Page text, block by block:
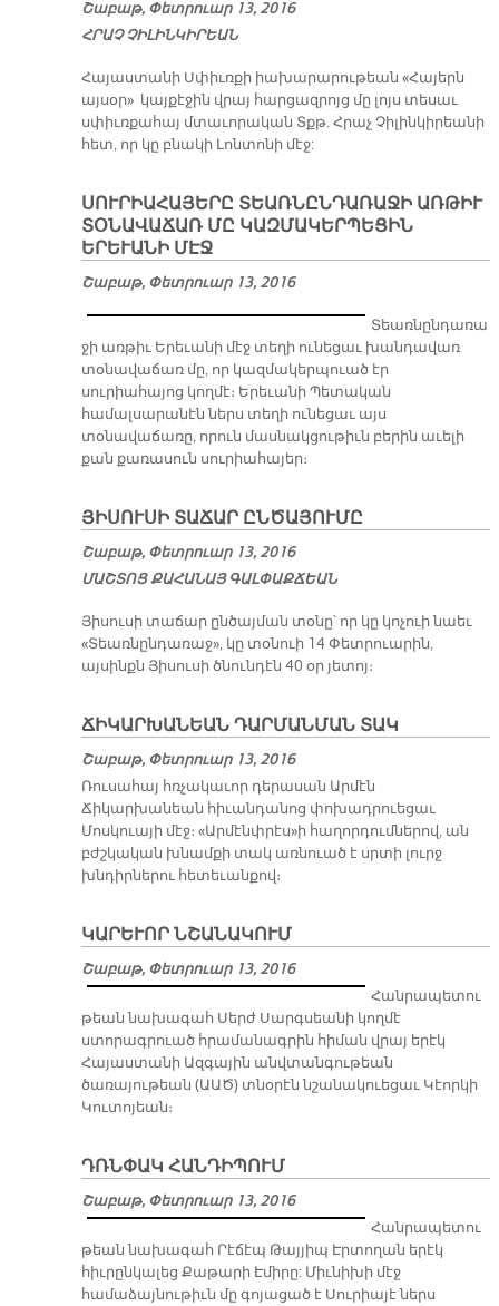
Շաբաթ, Փետրուար 13, 2016
ՀՐԱՉ ՉԻԼԻՆԿԻՐԵԱՆ
Հա­յաս­տա­նի Ս­­փիւռ­քի իա­խա­րա­րու­թեան «Հա­յերն
այ­սօ­ր» կայ­քէ­ջին վրայ հար­ցազ­րոյց մը լոյս տե­սաւ
սփիւռ­քա­հայ մտա­ւո­րա­կան Տքթ. Հրաչ Չի­լին­կի­րեա­նի
հետ, որ կը բնա­կի Լոն­տո­նի մէջ:
ՍՈՒՐԻԱՀԱՅԵՐԸ ՏԵԱՌՆԸՆԴԱՌԱՋԻ ԱՌԹԻՒ
ՏՕՆԱՎԱՃԱՌ ՄԸ ԿԱԶՄԱԿԵՐՊԵՑԻՆ
ԵՐԵՒԱՆԻ ՄԷՋ
Շաբաթ, Փետրուար 13, 2016
Տեառնընդառա
ջի առթիւ Երեւանի մէջ տեղի ունեցաւ խանդավառ
տօնավաճառ մը, որ կազմակերպուած էր
սուրիահայոց կողմէ։ Երեւանի Պետական
համալսարանէն ներս տեղի ունեցաւ այս
տօնավաճառը, որուն մասնակցութիւն բերին աւելի
քան քառասուն սուրիահայեր։
ՅԻՍՈՒՍԻ ՏԱՃԱՐ ԸՆԾԱՅՈՒՄԸ
Շաբաթ, Փետրուար 13, 2016
ՄԱՇ­ՏՈՑ ՔԱ­ՀԱ­ՆԱՅ ԳԱԼ­ՓԱՔ­ՃԵԱՆ
Յիսուսի տաճար ընծայման տօնը՝ որ կը կոչուի նաեւ
«Տեառնընդառաջ», կը տօնուի 14 Փետրուարին,
այսինքն Յիսուսի ծնունդէն 40 օր յետոյ։
ՃԻԿԱՐԽԱՆԵԱՆ ԴԱՐՄԱՆՄԱՆ ՏԱԿ
Շաբաթ, Փետրուար 13, 2016
Ռուսահայ հռչակաւոր դերասան Արմէն
Ճիկարխանեան հիւանդանոց փոխադրուեցաւ
Մոսկուայի մէջ։ «Արմէնփրէս»ի հաղորդումներով, ան
բժշկական խնամքի տակ առնուած է սրտի լուրջ
խնդիրներու հետեւանքով։
ԿԱՐԵՒՈՐ ՆՇԱՆԱԿՈՒՄ
Շաբաթ, Փետրուար 13, 2016
Հանրապետու
թեան նախագահ Սերժ Սարգսեանի կողմէ
ստորագրուած հրամանագրին հիման վրայ երէկ
Հայաստանի Ազգային անվտանգութեան
ծառայութեան (ԱԱԾ) տնօրէն նշանակուեցաւ Կէորկի
Կուտոյեան։
ԴՌՆՓԱԿ ՀԱՆԴԻՊՈՒՄ
Շաբաթ, Փետրուար 13, 2016
Հանրապետու
թեան նախագահ Րէճէպ Թայյիպ Էրտողան երէկ
հիւրընկալեց Քաթարի Էմիրը: Միւնիխի մէջ
համաձայնութիւն մը գոյացած է Սուրիայէ ներս